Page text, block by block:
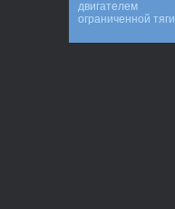
двигателем
ограниченной тяги